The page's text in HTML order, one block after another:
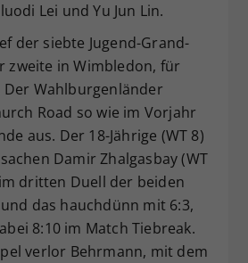
Lei und Yu Jun Lin.
der siebte Jugend-Grand-
zweite in Wimbledon, für
Wahlburgenländer
Road so wie im Vorjahr
aus. Der 18-Jährige (WT 8)
Damir Zhalgasbay (WT
dritten Duell der beiden
das hauchdünn mit 6:3,
8:10 im Match Tiebreak.
verlor Behrmann, mit dem